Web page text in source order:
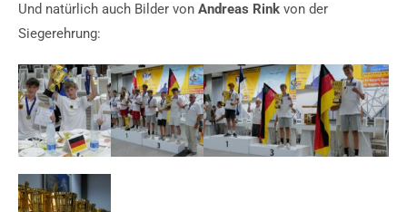
Und natürlich auch Bilder von Andreas Rink von der
Siegerehrung: